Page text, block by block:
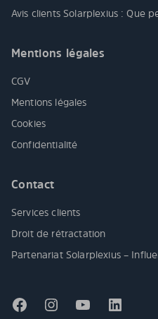
Avis clients Solarplexius : Que
Mentions légales
CGV
Mentions légales
Cookies
Confidentialité
Contact
Services clients
Droit de rétractation
Partenariat Solarplexius –